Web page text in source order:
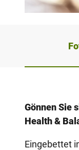
Gönnen Sie
Health &
Eingebettet